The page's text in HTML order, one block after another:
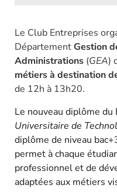
Le Club Entreprises
DépartementGestion
Administrations (GEA)
métiers à destination
de 12h à 13h20.
Le nouveau diplôme du
Universitaire de
diplôme de niveau
permet à chaque
professionnel et de
adaptées aux métiers